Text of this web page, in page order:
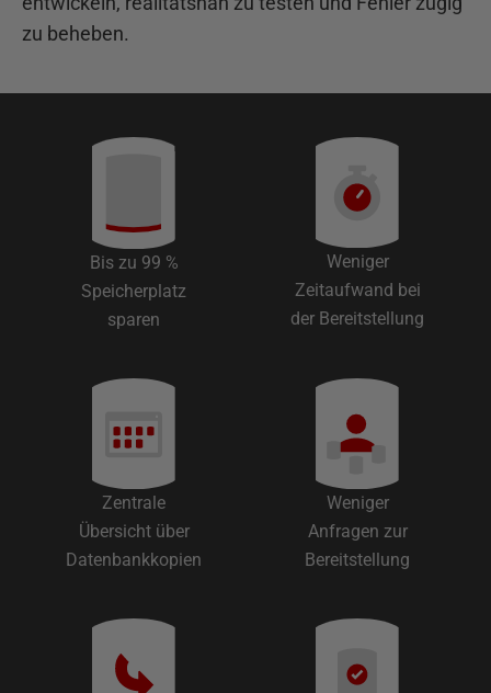
zu beheben.
Bis zu 99 %
Speicherplatz
sparen
Weniger
Zeitaufwand bei
der Bereitstellung
Zentrale
Übersicht über
Datenbankkopien
Weniger
Anfragen zur
Bereitstellung